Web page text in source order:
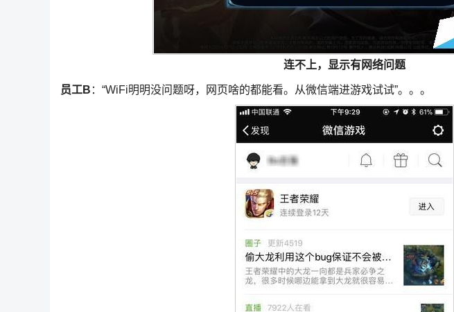
连不上，显示有网络问题
员工B ：“WiFi明明没问题呀，网页啥的都能看。从微信端进游戏试试”。。。